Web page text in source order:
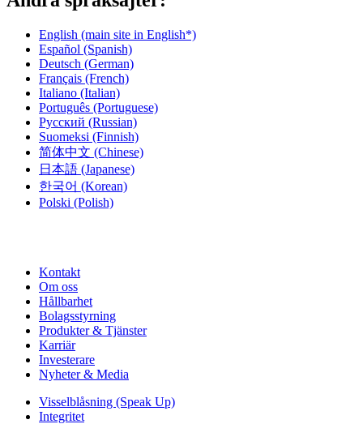
English (main site in English*)
Español (Spanish)
Deutsch (German)
Français (French)
Italiano (Italian)
Português (Portuguese)
Русский (Russian)
Suomeksi (Finnish)
简体中文 (Chinese)
日本語 (Japanese)
한국어 (Korean)
Polski (Polish)
Kontakt
Om oss
Hållbarhet
Bolagsstyrning
Produkter & Tjänster
Karriär
Investerare
Nyheter & Media
Visselblåsning (Speak Up)
Integritet